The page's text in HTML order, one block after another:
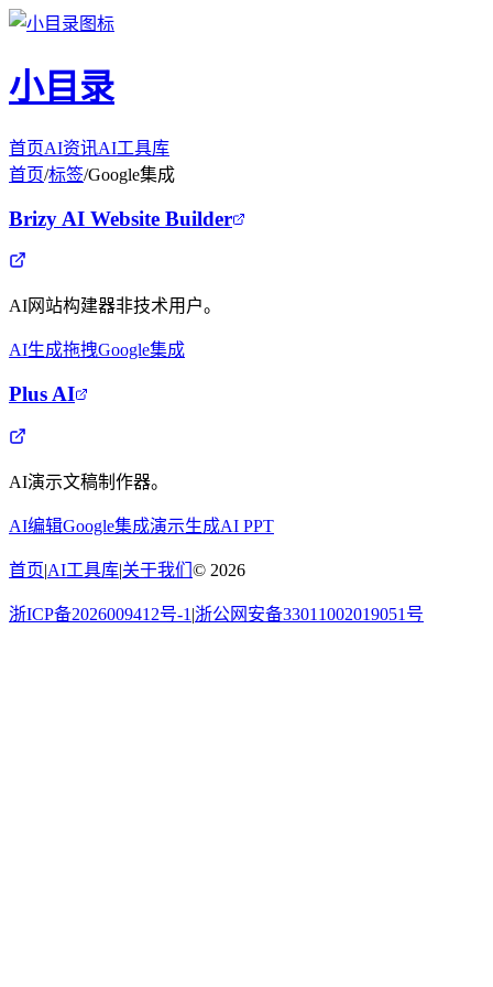
小目录
首页AI资讯AI工具库
首页/标签/Google集成
Brizy AI Website Builder
AI网站构建器非技术用户。
AI生成拖拽Google集成
Plus AI
AI演示文稿制作器。
AI编辑Google集成演示生成AI PPT
首页|AI工具库|关于我们 © 2026
浙ICP备2026009412号-1 |浙公网安备33011002019051号